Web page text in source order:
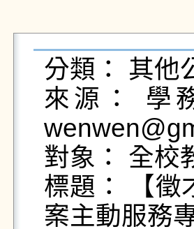
分類： 其他
來源： 學
對象： 全校
標題： 【徵
案主動服務